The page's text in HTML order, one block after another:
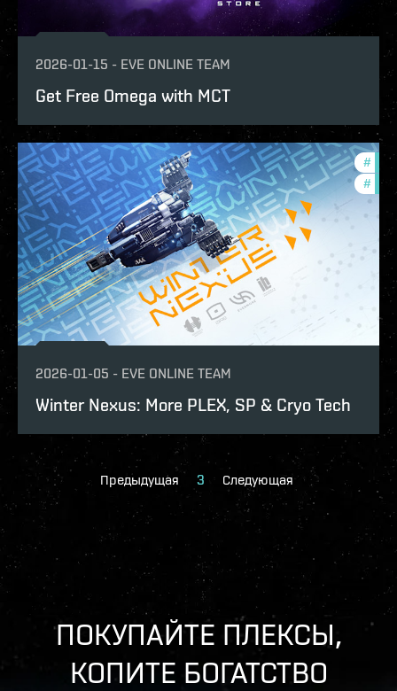
2026-01-15 - EVE ONLINE TEAM
Get Free Omega with MCT
# in-
#
2026-01-05 - EVE ONLINE TEAM
Winter Nexus: More PLEX, SP & Cryo Tech
Предыдущая 3 Следующая
ПОКУПАЙТЕ ПЛЕКСЫ,
КОПИТЕ БОГАТСТВО